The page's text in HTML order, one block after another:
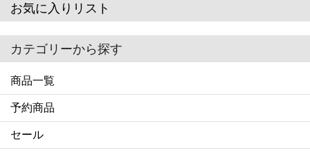
お気に入りリスト
カテゴリーから探す
商品一覧
予約商品
セール